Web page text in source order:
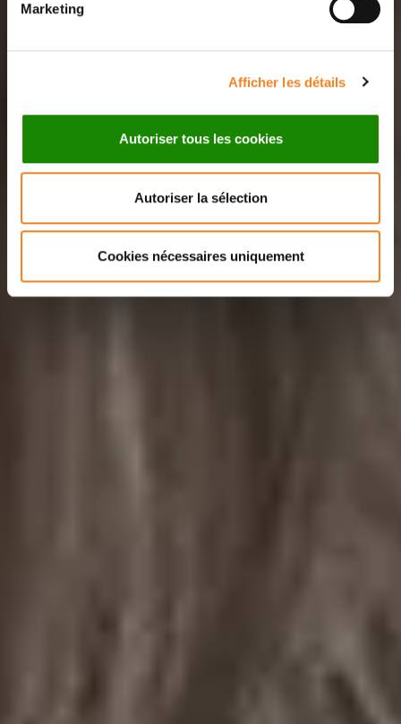
Marketing
Afficher les détails
Autoriser tous les cookies
Autoriser la sélection
Cookies nécessaires uniquement